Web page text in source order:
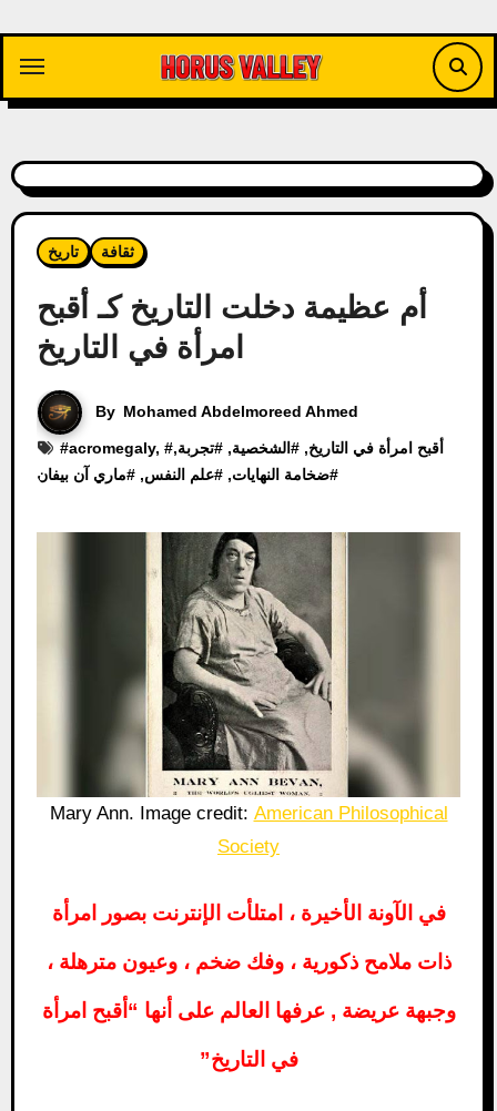
content
تاريخ ثقافة
أم عظيمة دخلت التاريخ كـ أقبح
امرأة في التاريخ
By Mohamed Abdelmoreed Ahmed
#acromegaly, # أقبح امرأة في التاريخ, # الشخصية, #تجربة,
#ضخامة النهايات, #علم النفس, #ماري آن بيفان
Mary Ann. Image credit: American Philosophical
Society
في الآونة الأخيرة ، امتلأت الإنترنت بصور امرأة
ذات ملامح ذكورية ، وفك ضخم ، وعيون مترهلة ،
وجبهة عريضة , عرفها العالم على أنها “أقبح امرأة
في التاريخ”